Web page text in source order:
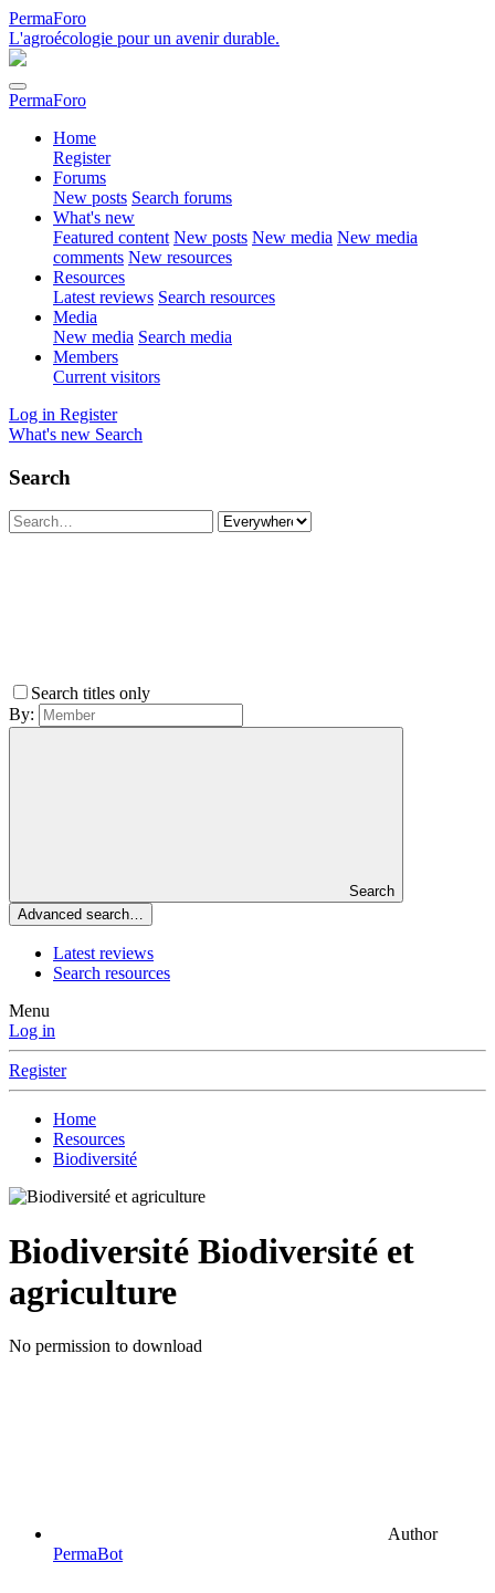
PermaForo
L'agroécologie pour un avenir durable.
PermaForo
Home
Register
Forums
New posts Search forums
What's new
Featured content New posts New media New media
comments New resources
Resources
Latest reviews Search resources
Media
New media Search media
Members
Current visitors
Log in Register
What's new Search
Search
Search titles only
By:
Search
Advanced search…
Latest reviews
Search resources
Menu
Log in
Register
Home
Resources
Biodiversité
Biodiversité Biodiversité et
agriculture
No permission to download
Author
PermaBot